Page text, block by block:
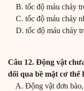
B. tốc độ máu chảy
C. tốc độ máu chảy
D. tốc độ máu chảy
Câu 12. Động vật
đổi qua bề mặt cơ thể
A. Động vật đơn